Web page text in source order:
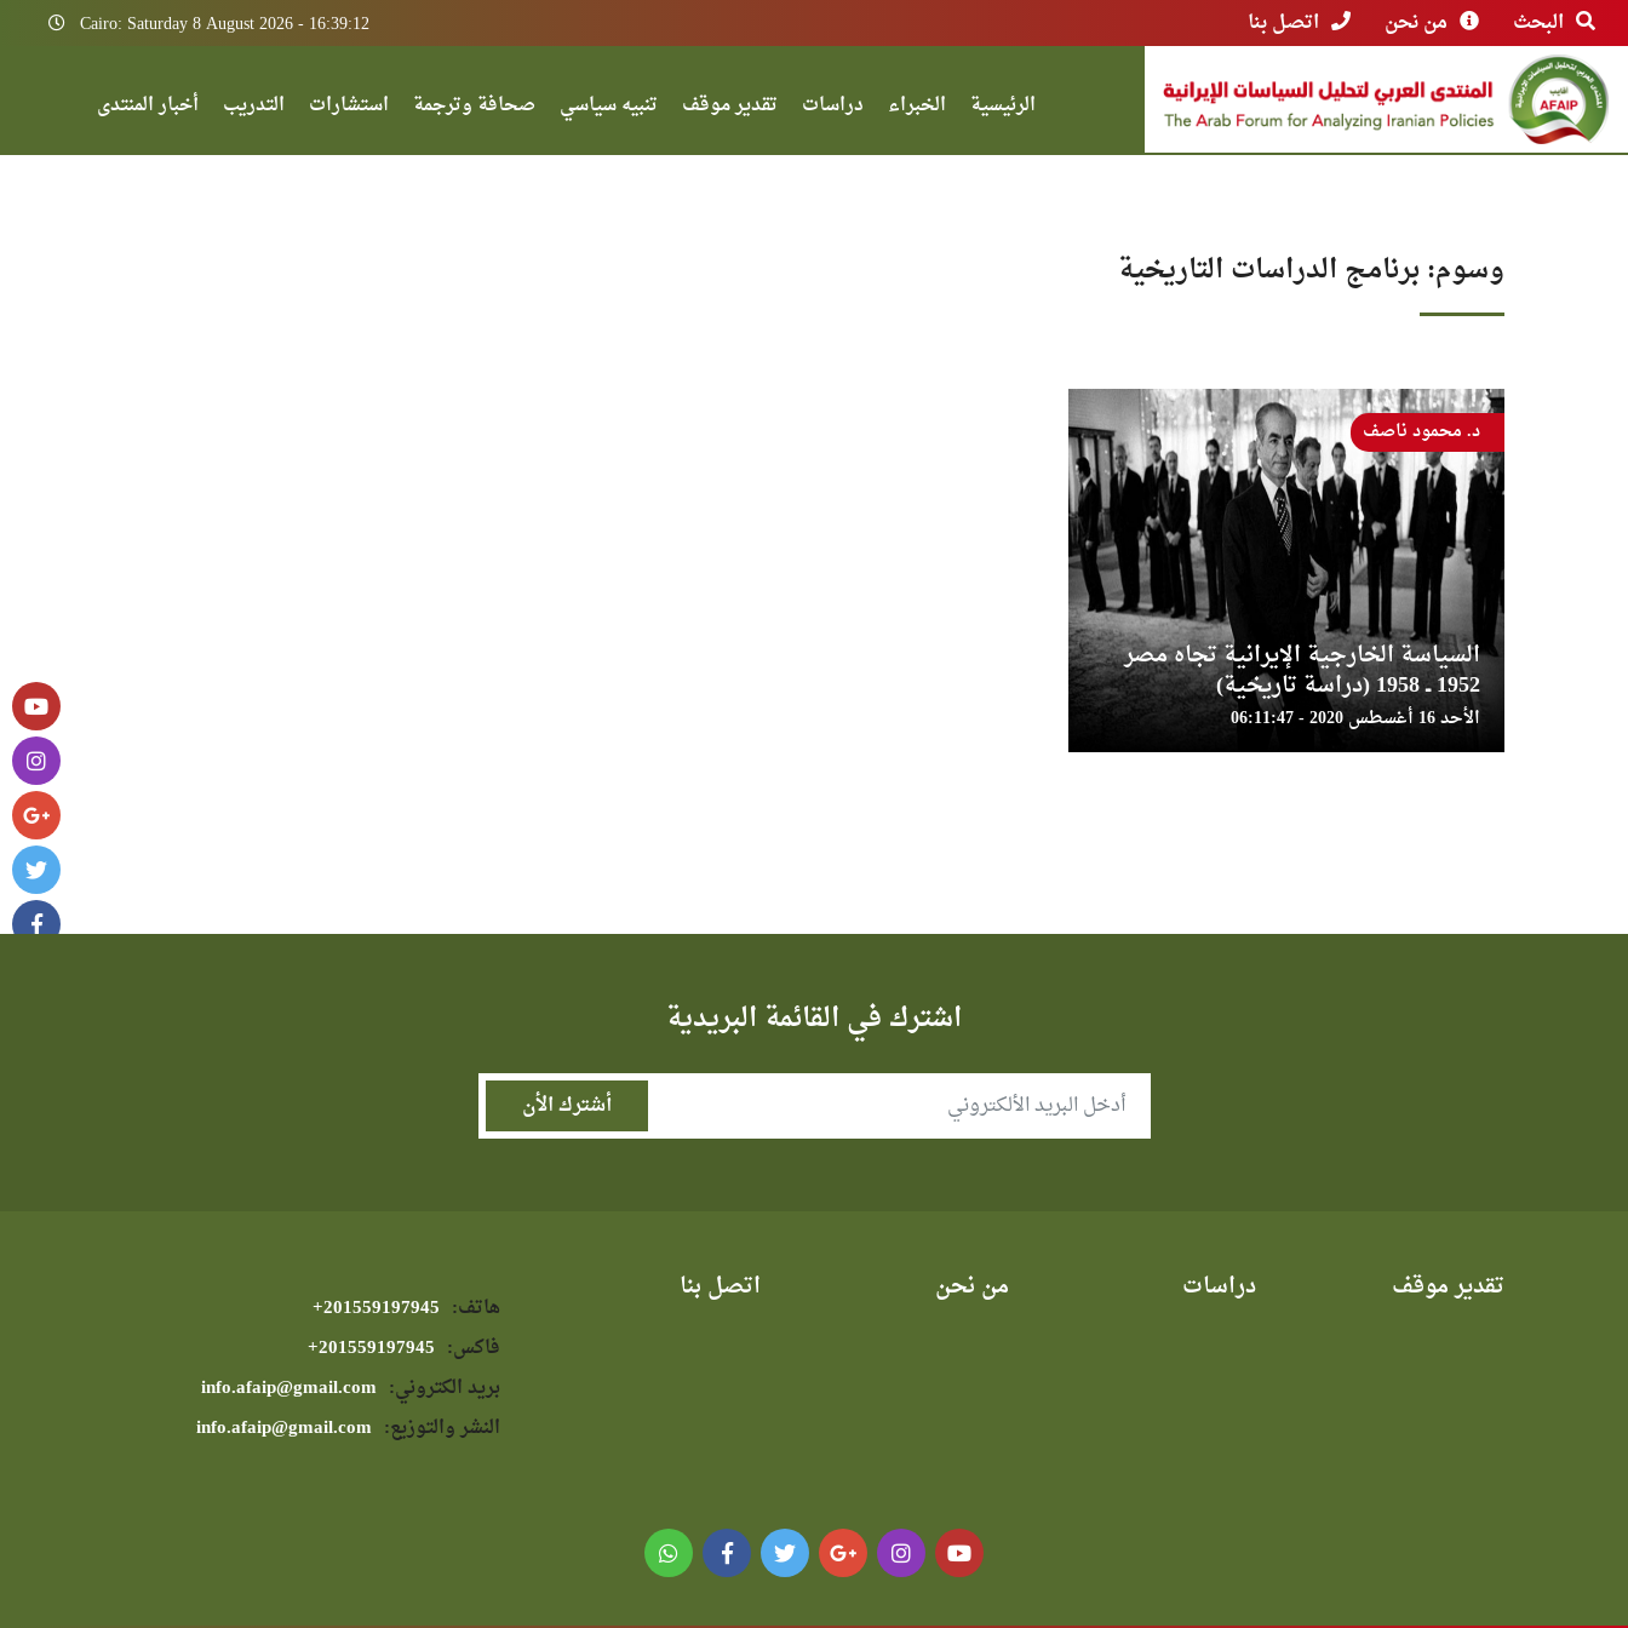
البحث من نحن اتصل بنا Cairo: Saturday 8 August 2026 - 16:39:12
الرئيسية الخبراء دراسات تقدير موقف تنبيه سياسي صحافة وترجمة استشارات التدريب أخبار المنتدى
وسوم: برنامج الدراسات التاريخية
السياسة الخارجية الإيرانية تجاه مصر
1952 ــ 1958 (دراسة تاريخية)
الأحد 16 أغسطس 2020 - 06:11:47
د. محمود ناصف
اشترك في القائمة البريدية
تقدير موقف دراسات من نحن اتصل بنا
هاتف:
فاكس:
بريد الكتروني:
النشر والتوزيع: